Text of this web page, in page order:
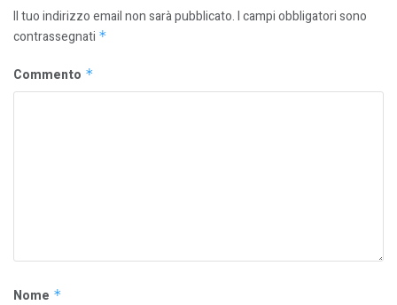
Il tuo indirizzo email non sarà pubblicato.I campi obbligatori sono
contrassegnati *
Commento *
Nome *